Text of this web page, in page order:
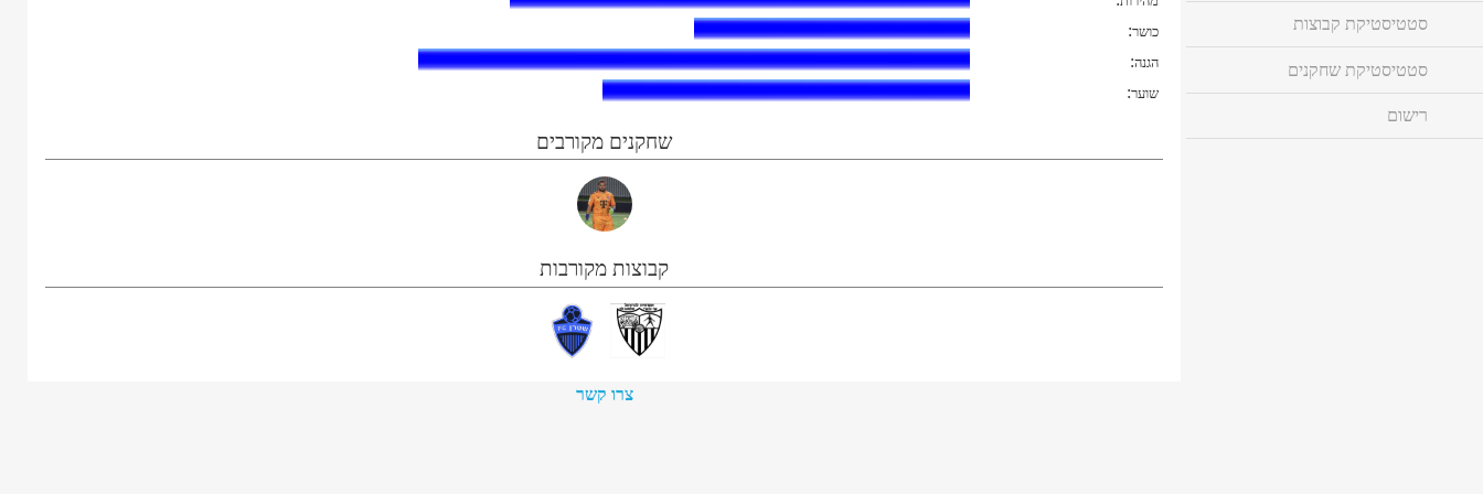
כושר:
הגנה:
שוער:
שחקנים מקורבים
קבוצות מקורבות
צרו קשר
סטטיסטיקת קבוצות
סטטיסטיקת שחקנים
רישום